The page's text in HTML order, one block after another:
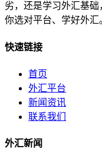
劣，还是学习外汇基
你选对平台、学好外汇
快速链接
首页
外汇平台
新闻资讯
联系我们
外汇新闻